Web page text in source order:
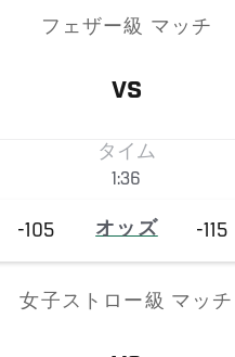
フェザー級 マッチ
VS
タイム
1:36
-105 オッズ -115
女子ストロー級 マッチ